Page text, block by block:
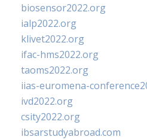
biosensor2022.org
ialp2022.org
klivet2022.org
ifac-hms2022.org
taoms2022.org
iias-euromena-
ivd2022.org
csity2022.org
ibsarstudyabroad.com